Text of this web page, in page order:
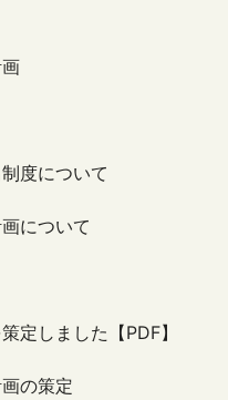
度について
について
定しました【PDF】
の策定